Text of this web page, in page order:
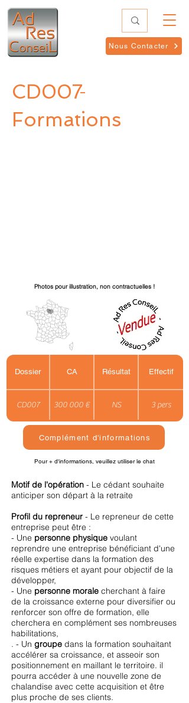
Nous Contacter
CD007-
Formations
Photos pour illustration, non contractuelles !
Dossier CA Résultat Effectif
CD007 300 000 € NS 3 pers
Complément d'informations
Pour + d'informations, veuillez utiliser le chat
Motif de l'opération - Le cédant souhaite
anticiper son départ à la retraite
Profil du repreneur - Le repreneur de cette
entreprise peut être :
- Une personne physique voulant
reprendre une entreprise bénéficiant d'une
réelle expertise dans la formation des
risques métiers et ayant pour objectif de la
développer,
- Une personne morale cherchant à faire
de la croissance externe pour diversifier ou
renforcer son offre de formation, elle
cherchera en complément ses nombreuses
habilitations,
. - Un groupe dans la formation souhaitant
accélérer sa croissance, et asseoir son
positionnement en maillant le territoire. il
pourra accéder à une nouvelle zone de
chalandise avec cette acquisition et être
plus proche de ses clients.